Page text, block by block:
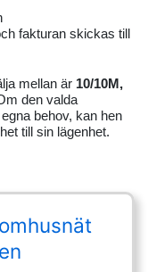
fakturan skickas till
mellan är 10/10M,
den valda
behov, kan hen
till sin lägenhet.